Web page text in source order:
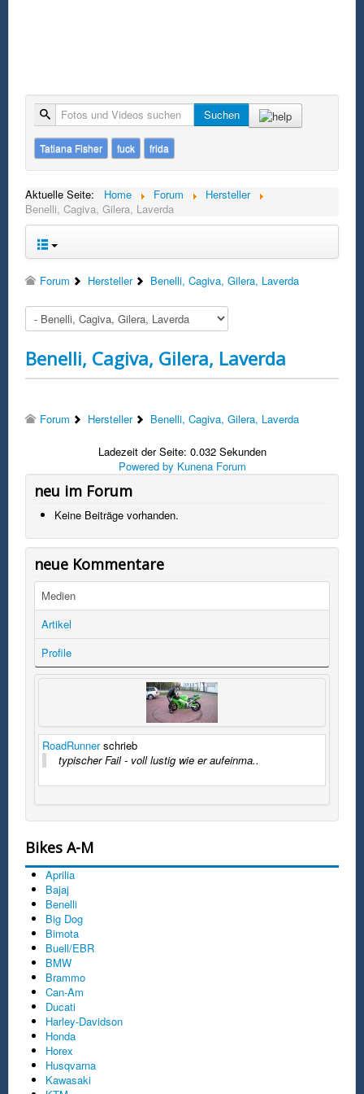
Suche Suchen
Tatiana Fisher fuck frida
Aktuelle Seite: Home Forum
Hersteller
Benelli, Cagiva, Gilera, Laverda
Forum Hersteller Benelli, Cagiva, Gilera, Laverda
Benelli, Cagiva, Gilera, Laverda
Forum Hersteller Benelli, Cagiva, Gilera, Laverda
Ladezeit der Seite: 0.032 Sekunden
Powered by Kunena Forum
neu im Forum
Keine Beiträge vorhanden.
neue Kommentare
Medien
Artikel
Profile
RoadRunnerschrieb
typischer Fail - voll lustig wie er aufeinma..
Bikes A-M
Aprilia
Bajaj
Benelli
Big Dog
Bimota
Buell/EBR
BMW
Brammo
Can-Am
Ducati
Harley-Davidson
Honda
Horex
Husqvarna
Kawasaki